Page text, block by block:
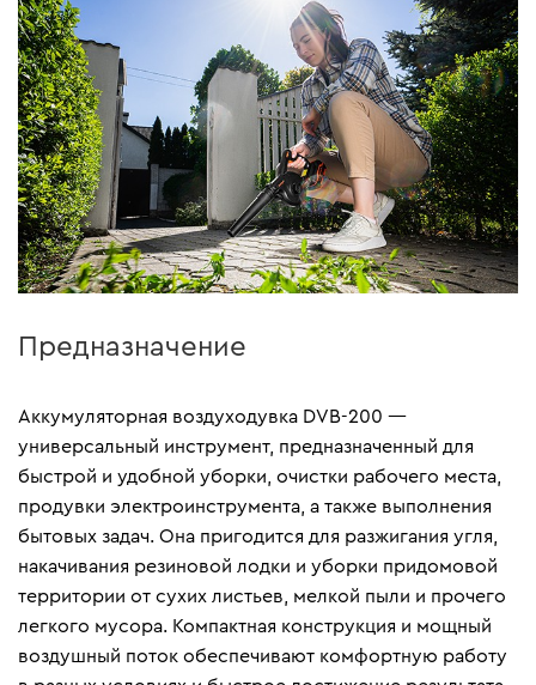
Предназначение
Аккумуляторная воздуходувка DVB-200 —
универсальный инструмент, предназначенный для
быстрой и удобной уборки, очистки рабочего места,
продувки электроинструмента, а также выполнения
бытовых задач. Она пригодится для разжигания угля,
накачивания резиновой лодки и уборки придомовой
территории от сухих листьев, мелкой пыли и прочего
легкого мусора. Компактная конструкция и мощный
воздушный поток обеспечивают комфортную работу